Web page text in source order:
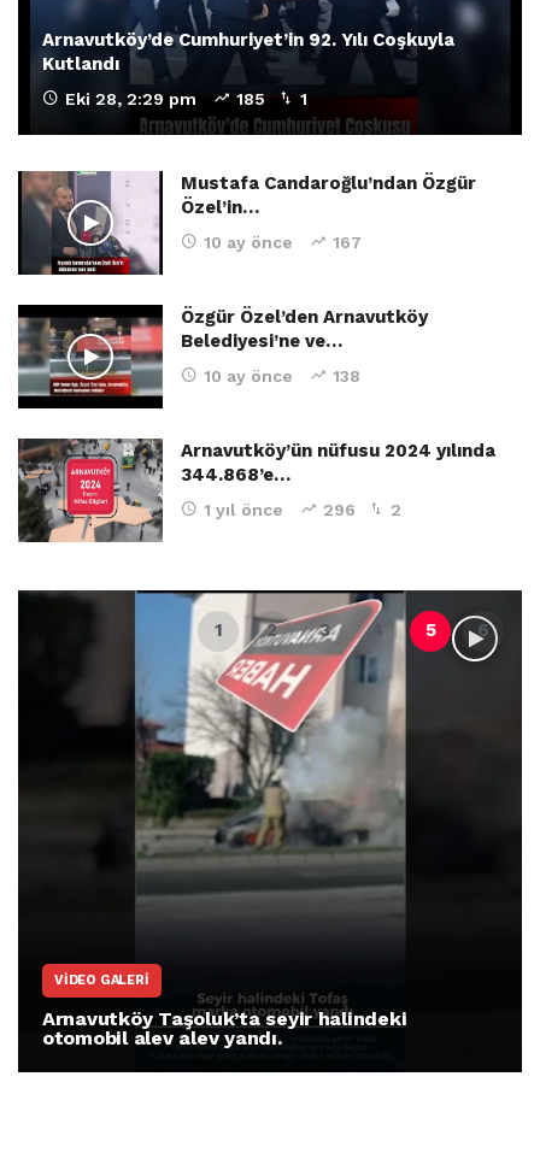
Arnavutköy’de Cumhuriyet’in 92. Yılı Coşkuyla
Kutlandı
Eki 28, 2:29 pm 185 1
Mustafa Candaroğlu’ndan Özgür
Özel’in…
10 ay önce 167
Özgür Özel’den Arnavutköy
Belediyesi’ne ve…
10 ay önce 138
Arnavutköy’ün nüfusu 2024 yılında
344.868’e…
1 yıl önce 296 2
seyir halindeki
yandı.
Arnavutköy